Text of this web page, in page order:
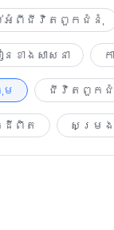
ដែលកំពុងសុបិន
មក្ដីសុបិនទាំងន
... ព្រះជាម្ចា
ដរបស់ព្រះជា
ព្រះជាម្ចាស់
ល់អំពីជីវិតពួកជំនុំ
ខាងសាសនា
ម ជីវិតពួកជំ
ដីពិត សម្រង់